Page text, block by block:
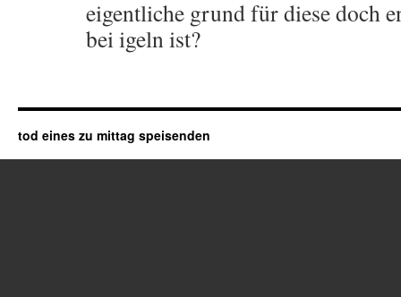
eigentliche grund für diese doch
bei igeln ist?
tod eines zu mittag speisenden